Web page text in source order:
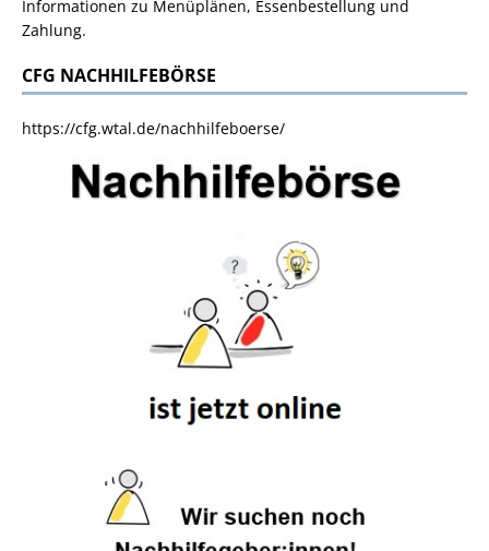
Informationen zu Menüplänen, Essenbestellung und
Zahlung.
CFG NACHHILFEBÖRSE
https://cfg.wtal.de/nachhilfeboerse/